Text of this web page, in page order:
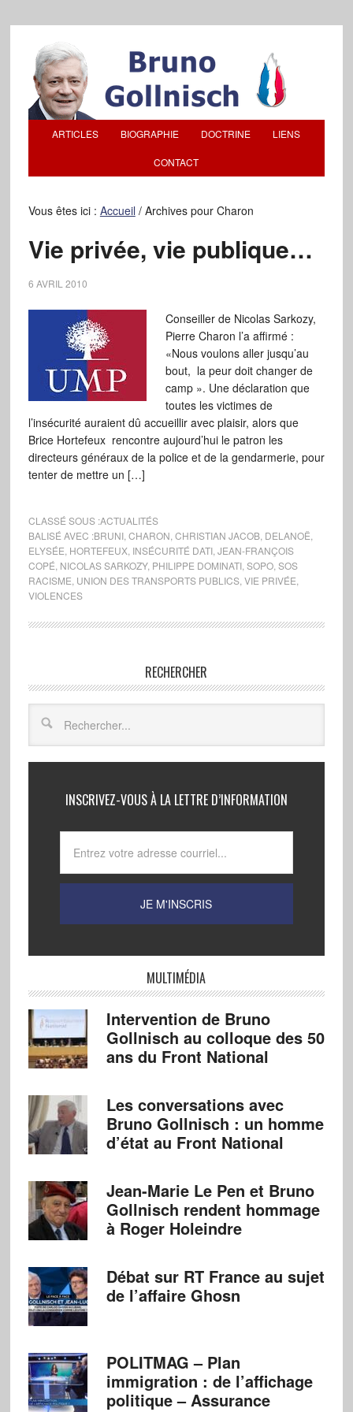
ARTICLES BIOGRAPHIE DOCTRINE LIENS
CONTACT
Vous êtes ici : Accueil /Archives pour Charon
Vie privée, vie publique…
6 AVRIL 2010
Conseiller de Nicolas Sarkozy,
Pierre Charon l’a affirmé :
«Nous voulons aller jusqu’au
bout, la peur doit changer de
camp ». Une déclaration que
toutes les victimes de
l’insécurité auraient dû accueillir avec plaisir, alors que
Brice Hortefeux rencontre aujourd’hui le patron les
directeurs généraux de la police et de la gendarmerie, pour
tenter de mettre un […]
CLASSÉ SOUS :ACTUALITÉS
BALISÉ AVEC :BRUNI, CHARON CHRISTIAN JACOB, DELANOË
ELYSÉE HORTEFEUX, INSÉCURITÉ DATI, JEAN-FRANÇOIS
COPÉ NICOLAS SARKOZY, PHILIPPE DOMINATI, SOPO, SOS
RACISME UNION DES TRANSPORTS PUBLICS, VIE PRIVÉE
VIOLENCES
RECHERCHER
INSCRIVEZ-VOUS À LA LETTRE D’INFORMATION
MULTIMÉDIA
Intervention de Bruno
Gollnisch au colloque des 50
ans du Front National
Les conversations avec
Bruno Gollnisch : un homme
d’état au Front National
Jean-Marie Le Pen et Bruno
Gollnisch rendent hommage
à Roger Holeindre
Débat sur RT France au sujet
de l’affaire Ghosn
POLITMAG – Plan
immigration : de l’affichage
politique – Assurance